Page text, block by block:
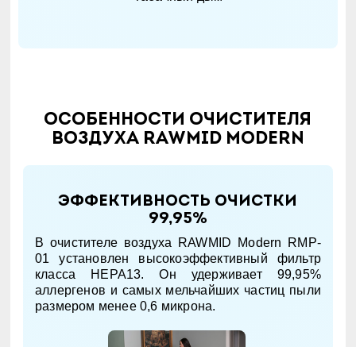
Особенности очистителя
воздуха RAWMID Modern
Эффективность очистки
99,95%
В очистителе воздуха RAWMID Modern RMP-
01 установлен высокоэффективный фильтр
класса HEPA13. Он удерживает 99,95%
аллергенов и самых мельчайших частиц пыли
размером менее 0,6 микрона.